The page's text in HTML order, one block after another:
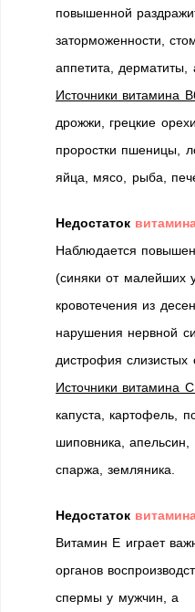
повышенной
заторможенности,
аппетита, дерматиты,
Источники витамина
дрожжи, грецкие
проростки пшеницы,
яйца, мясо, рыба,
Недостаток
Наблюдается
(синяки от малейших
кровотечения из
нарушения нервной
дистрофия слизистых
Источники витамина
капуста, картофель,
шиповника, апельсин,
спаржа, земляника.
Недостаток
Витамин Е играет
органов
спермы у мужчин, а